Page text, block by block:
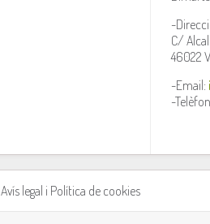
-
C/
46022
-Email:
-
Avís legal i Política de cookies